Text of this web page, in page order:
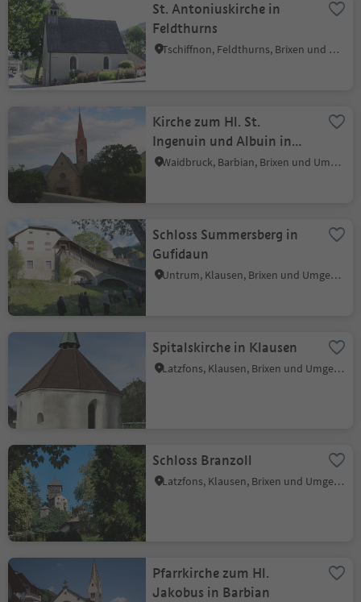
St. Antoniuskirche in
Feldthurns
Tschiffnon, Feldthurns, Brixen und Umgebung
Kirche zum Hl. St.
Ingenuin und Albuin in
Saubach
Waidbruck, Barbian, Brixen und Umgebung
Schloss Summersberg in
Gufidaun
Untrum, Klausen, Brixen und Umgebung
Spitalskirche in Klausen
Latzfons, Klausen, Brixen und Umgebung
Schloss Branzoll
Latzfons, Klausen, Brixen und Umgebung
Pfarrkirche zum Hl.
Jakobus in Barbian